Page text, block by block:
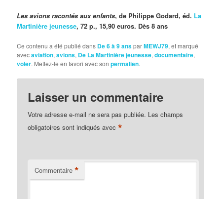
Les avions racontés aux enfants, de Philippe Godard, éd. La
Martinière jeunesse, 72 p., 15,90 euros. Dès 8 ans
Ce contenu a été publié dans De 6 à 9 ansparMEWJ79, et marqué
avecaviation,avions, De La Martinière jeunesse,documentaire,
voler. Mettez-le en favori avec sonpermalien.
Laisser un commentaire
Votre adresse e-mail ne sera pas publiée. Les champs
obligatoires sont indiqués avec*
Commentaire *